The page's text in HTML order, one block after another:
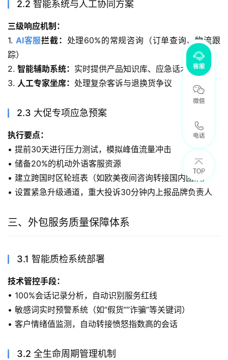
2.2 智能系统与人工协同方案
三级响应机制：
1. AI客服拦截： 处理60%的常规咨询（订单查询、物流跟
踪）
2. 智能辅助系统： 实时提供产品知识库、应急话术提示
3. 人工专家坐席： 处理复杂客诉与退换货争议
2.3 大促专项应急预案
执行要点：
• 提前30天进行压力测试，模拟峰值流量冲击
• 储备20%的机动外语客服资源
• 建立跨国时区轮班表（如欧美夜间咨询转接国内团队）
• 设置紧急升级通道，重大投诉30分钟内上报品牌负责人
三、外包服务质量保障体系
3.1 智能质检系统部署
技术管控手段：
• 100%会话记录分析，自动识别服务红线
• 敏感词实时预警系统（如”假货””诈骗”等关键词）
• 客户情绪值监测，自动转接愤怒指数高的会话
3.2 全生命周期管理机制